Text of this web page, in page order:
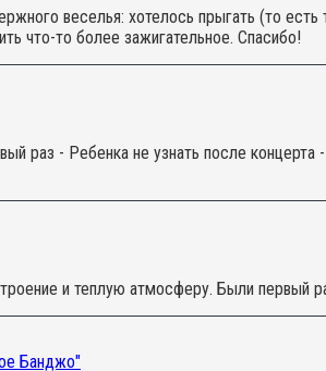
веселья: хотелось прыгать (то
что-то более зажигательное. Спасибо!
раз - Ребенка не узнать после
и теплую атмосферу. Были
Банджо"